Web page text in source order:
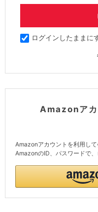
ログインしたままに
Amazonアカ
Amazonアカウントを利用して
AmazonのID、パスワードで、